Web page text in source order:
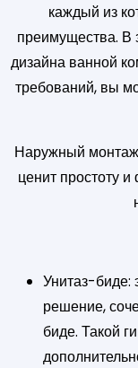
каждый из
преимущества. В
дизайна ванной
требований, вы
Наружный монтаж
ценит простоту
Унитаз-биде:
решение,
биде. Такой